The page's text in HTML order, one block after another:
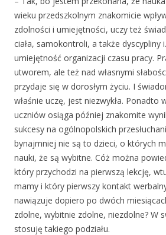
wieku przedszkolnym znakomicie
zdolności i umiejętności, uczy też
ciała, samokontroli, a także dyscypliny
umiejętność organizacji czasu pracy.
utworem, ale też nad własnymi
przydaje się w dorosłym życiu. I
właśnie uczę, jest niezwykła. Ponadto
uczniów osiąga później znakomite
sukcesy na ogólnopolskich
bynajmniej nie są to dzieci, o których
nauki, że są wybitne. Cóż można
który przychodzi na pierwszą lekcję,
mamy i który pierwszy kontakt
nawiązuje dopiero po dwóch
zdolne, wybitnie zdolne, niezdolne? W
stosuję takiego podziału.